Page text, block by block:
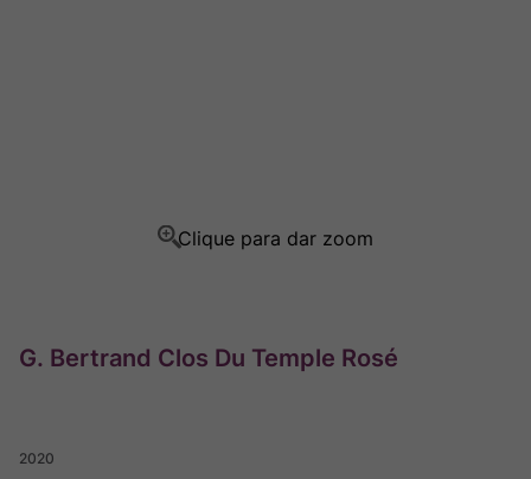
G. Bertrand Clos Du Temple Rosé
2020